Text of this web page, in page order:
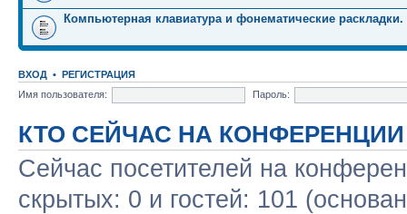
Компьютерная клавиатура и фонематические раскладки.
ВХОД • РЕГИСТРАЦИЯ
Имя пользователя:
Пароль:
КТО СЕЙЧАС НА КОНФЕРЕНЦИИ
Сейчас посетителей на
скрытых: 0 и гостей: 101